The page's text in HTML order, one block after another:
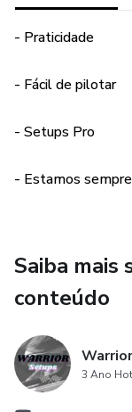
Here we post the
tracks on Assetto
Track: Paul Ricard
Lap time: 1:43:300
Temp.: 23c
- Praticidade
- Fácil de pilotar
- Setups Pro
- Estamos
Saiba mais
conteúdo
3 Ano